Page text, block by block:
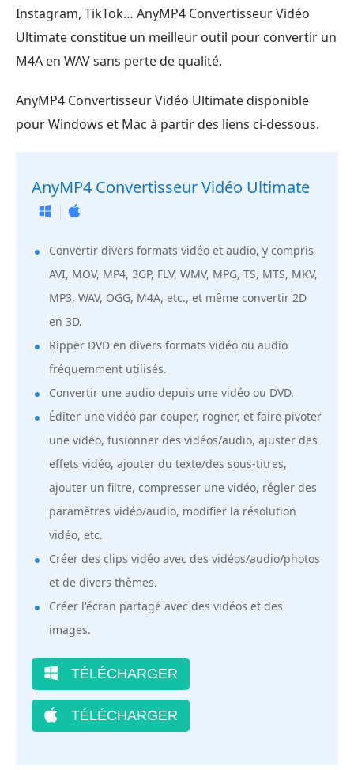
Instagram, TikTok… AnyMP4 Convertisseur Vidéo
Ultimate constitue un meilleur outil pour convertir un
M4A en WAV sans perte de qualité.
AnyMP4 Convertisseur Vidéo Ultimate disponible
pour Windows et Mac à partir des liens ci-dessous.
AnyMP4 Convertisseur Vidéo Ultimate
Convertir divers formats vidéo et audio, y compris
AVI, MOV, MP4, 3GP, FLV, WMV, MPG, TS, MTS, MKV,
MP3, WAV, OGG, M4A, etc., et même convertir 2D
en 3D.
Ripper DVD en divers formats vidéo ou audio
fréquemment utilisés.
Convertir une audio depuis une vidéo ou DVD.
Éditer une vidéo par couper, rogner, et faire pivoter
une vidéo, fusionner des vidéos/audio, ajuster des
effets vidéo, ajouter du texte/des sous-titres,
ajouter un filtre, compresser une vidéo, régler des
paramètres vidéo/audio, modifier la résolution
vidéo, etc.
Créer des clips vidéo avec des vidéos/audio/photos
et de divers thèmes.
Créer l'écran partagé avec des vidéos et des
images.
TÉLÉCHARGER
TÉLÉCHARGER